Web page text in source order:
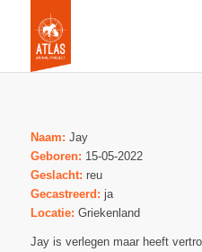
Naam: Jay
Geboren: 15-05-2022
Geslacht: reu
Gecastreerd: ja
Locatie: Griekenland
Jay is verlegen maar heeft